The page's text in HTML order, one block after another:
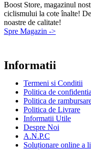
Boost Store, magazinul
ciclismului la cote înalte!
noastre de calitate!
Spre Magazin ->
Informatii
Termeni si Conditii
Politica de
Politica de
Politica de Livrare
Informatii Utile
Despre Noi
A.N.P.C
Soluționare online a